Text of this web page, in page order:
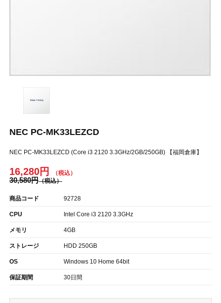
NEC PC-MK33LEZCD
NEC PC-MK33LEZCD (Core i3 2120 3.3GHz/2GB/250GB) 【福岡倉庫】
16,280円
30,580円
商品コード 92728
CPU Intel Core i3 2120 3.3GHz
メモリ 4GB
ストレージ HDD 250GB
OS Windows 10 Home 64bit
保証期間 30日間